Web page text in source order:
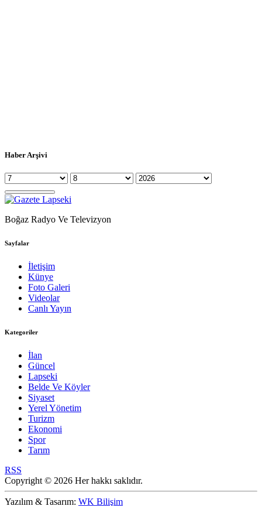
Haber Arşivi
Boğaz Radyo Ve Televizyon
Sayfalar
İletişim
Künye
Foto Galeri
Videolar
Canlı Yayın
Kategoriler
İlan
Güncel
Lapseki
Belde Ve Köyler
Siyaset
Yerel Yönetim
Turizm
Ekonomi
Spor
Tarım
RSS
Copyright © 2026 Her hakkı saklıdır.
Yazılım & Tasarım: WK Bilişim